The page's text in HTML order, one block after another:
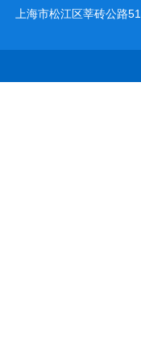
上海市松江区莘砖公路